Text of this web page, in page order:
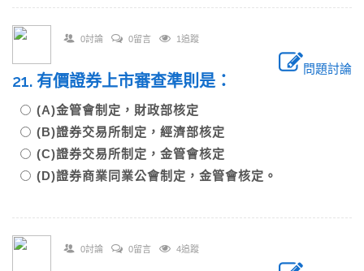
0討論 0留言 1追蹤
問題討論
21. 有價證券上市審查準則是：
(A)金管會制定，財政部核定
(B)證券交易所制定，經濟部核定
(C)證券交易所制定，金管會核定
(D)證券商業同業公會制定，金管會核定。
0討論 0留言 4追蹤